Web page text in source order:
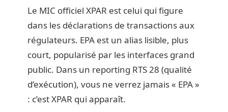
Le MIC officiel XPAR est celui qui figure
dans les déclarations de transactions aux
régulateurs. EPA est un alias lisible, plus
court, popularisé par les interfaces grand
public. Dans un reporting RTS 28 (qualité
d’exécution), vous ne verrez jamais « EPA »
: c’est XPAR qui apparaît.